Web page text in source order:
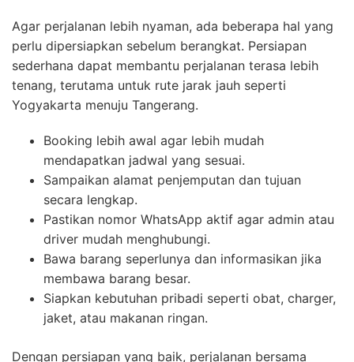
Agar perjalanan lebih nyaman, ada beberapa hal yang
perlu dipersiapkan sebelum berangkat. Persiapan
sederhana dapat membantu perjalanan terasa lebih
tenang, terutama untuk rute jarak jauh seperti
Yogyakarta menuju Tangerang.
Booking lebih awal agar lebih mudah
mendapatkan jadwal yang sesuai.
Sampaikan alamat penjemputan dan tujuan
secara lengkap.
Pastikan nomor WhatsApp aktif agar admin atau
driver mudah menghubungi.
Bawa barang seperlunya dan informasikan jika
membawa barang besar.
Siapkan kebutuhan pribadi seperti obat, charger,
jaket, atau makanan ringan.
Dengan persiapan yang baik, perjalanan bersama